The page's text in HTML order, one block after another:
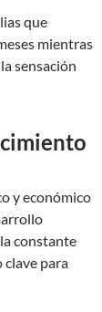
que
mientras
sensación
y económico
constante
clave para